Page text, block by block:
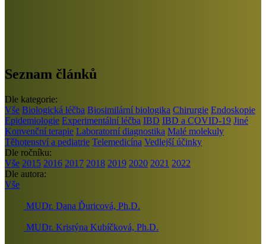
Seznam článků
Dle kategorie:
Vše Biologická léčba Biosimilární biologika Chirurgie Endoskopie
Epidemiologie Experimentální léčba IBD IBD a COVID-19 Jiné
Konvenční terapie Laboratorní diagnostika Malé molekuly
Těhotenství a pediatrie Telemedicína Vedlejší účinky
Dle ročníku:
Vše 2015 2016 2017 2018 2019 2020 2021 2022
Dle autora:
Vše
MUDr. Dana Ďuricová, Ph.D.
MUDr. Kristýna Kubíčková, Ph.D.